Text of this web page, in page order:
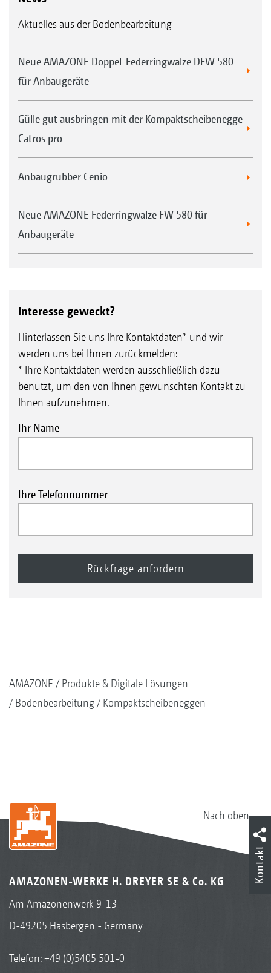
Vorlaufende Messerwalze mit 330 mm Durchmesser
CatrosXL 8003-2TX mit Messerwalze
Aktuelles aus der Bodenbearbeitung
Neue AMAZONE Doppel-Federringwalze DFW 580
für Anbaugeräte
Gülle gut ausbringen mit der Kompaktscheibenegge
Catros pro
Anbaugrubber Cenio
Neue AMAZONE Federringwalze FW 580 für
Anbaugeräte
Interesse geweckt?
Hinterlassen Sie uns Ihre Kontaktdaten* und wir
werden uns bei Ihnen zurückmelden:
* Ihre Kontaktdaten werden ausschließlich dazu
benutzt, um den von Ihnen gewünschten Kontakt zu
Ihnen aufzunehmen.
Ihr Name
Ihre Telefonnummer
AMAZONE
Produkte & Digitale Lösungen
Bodenbearbeitung
Kompaktscheibeneggen
Nach oben
AMAZONEN-WERKE H. DREYER SE & Co. KG
Am Amazonenwerk 9-13
D-49205 Hasbergen - Germany
Telefon:+49 (0)5405 501-0
Kontakt